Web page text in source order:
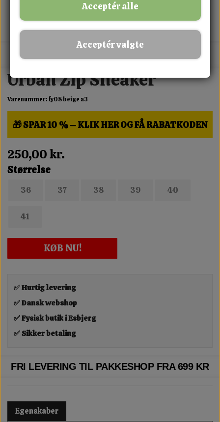
MIX FRIT · KØB 3 BETAL FOR 2
Urban Zip Sneaker
Varenummer: fy08 beige a3
🎁 SPAR 10 % – KLIK HER OG FÅ RABATKODEN
250,00 kr.
Størrelse
36 37 38 39 40
41
KØB NU!
✅ Hurtig levering
✅ Dansk webshop
✅ Fysisk butik i Esbjerg
✅ Sikker betaling
FRI LEVERING TIL PAKKESHOP FRA 699 KR
Egenskaber
Acceptér alle
Acceptér valgte